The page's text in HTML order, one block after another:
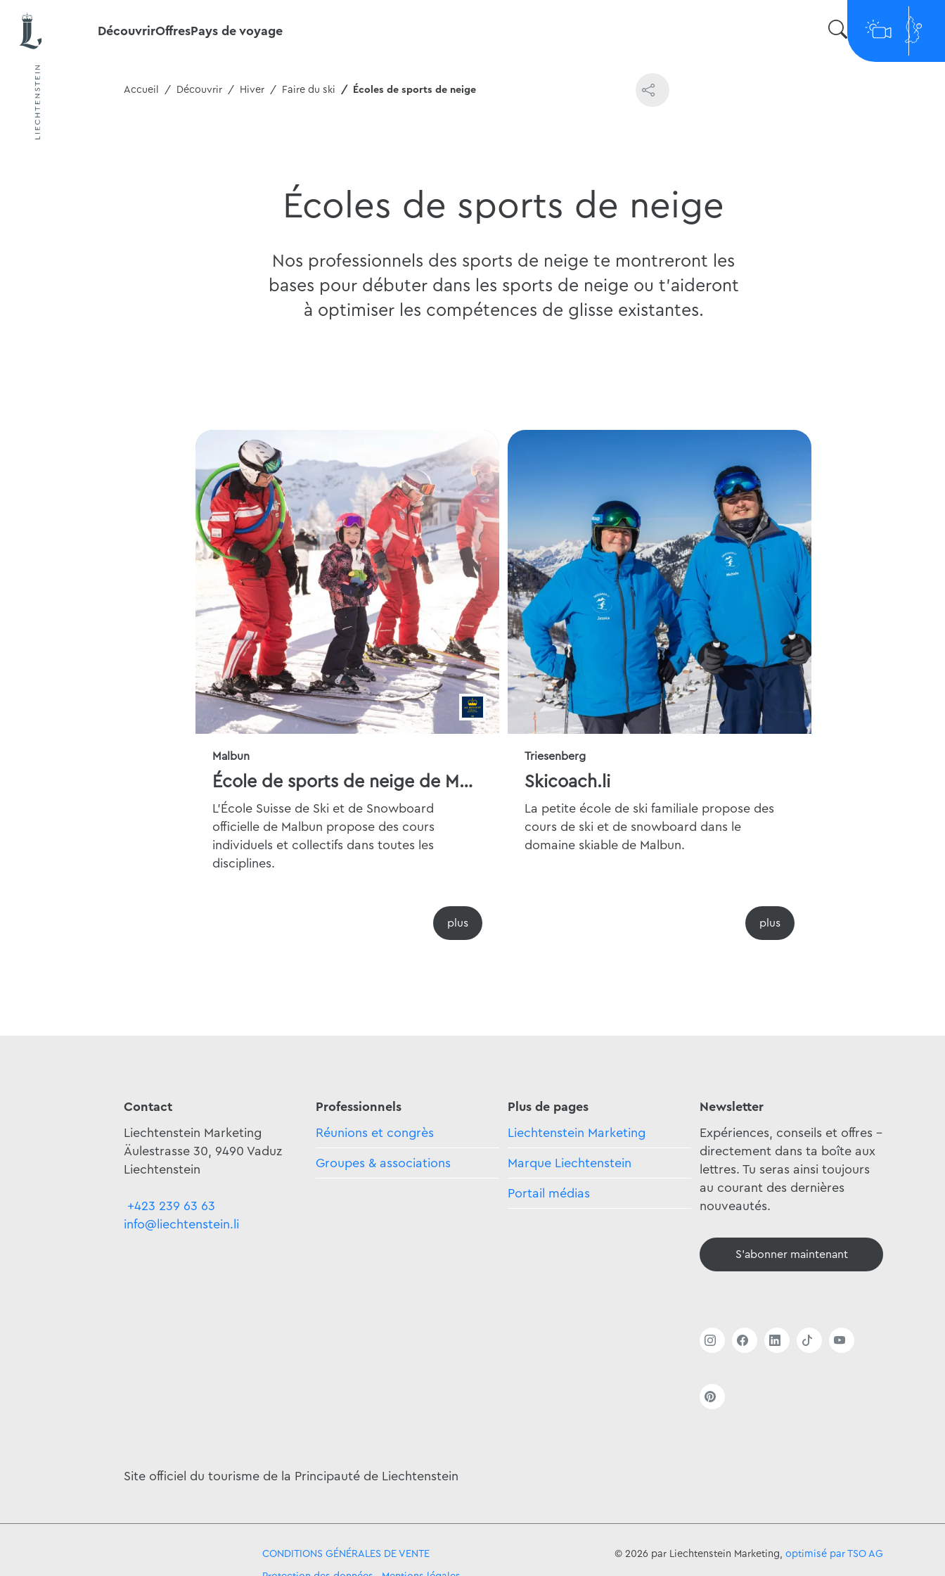
DécouvrirOffresPays de voyage
Accueil Découvrir Hiver Faire du ski Écoles de sports de neige
Écoles de sports de neige
Nos professionnels des sports de neige te montreront les
bases pour débuter dans les sports de neige ou t'aideront
à optimiser les compétences de glisse existantes.
Malbun
École de sports de neige de Malbun
L'École Suisse de Ski et de Snowboard
officielle de Malbun propose des cours
individuels et collectifs dans toutes les
disciplines.
Triesenberg
Skicoach.li
La petite école de ski familiale propose des
cours de ski et de snowboard dans le
domaine skiable de Malbun.
Contact
Liechtenstein Marketing
Äulestrasse 30, 9490 Vaduz
Liechtenstein
+423 239 63 63
info@liechtenstein.li
Professionnels
Réunions et congrès
Groupes & associations
Plus de pages
Liechtenstein Marketing
Marque Liechtenstein
Portail médias
Newsletter
Expériences, conseils et offres -
directement dans ta boîte aux
lettres. Tu seras ainsi toujours
au courant des dernières
nouveautés.
S'abonner maintenant
Site officiel du tourisme de la Principauté de Liechtenstein
CONDITIONS GÉNÉRALES DE VENTE © 2026 par Liechtenstein Marketing, optimisé par TSO AG